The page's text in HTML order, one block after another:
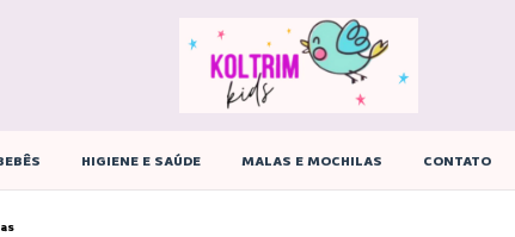
HIGIENE E SAÚDE MALAS E MOCHILAS CONTATO